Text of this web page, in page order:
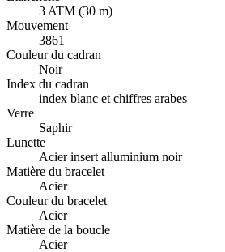
3 ATM (30 m)
Mouvement
3861
Couleur du cadran
Noir
Index du cadran
index blanc et chiffres arabes
Verre
Saphir
Lunette
Acier insert alluminium noir
Matière du bracelet
Acier
Couleur du bracelet
Acier
Matière de la boucle
Acier